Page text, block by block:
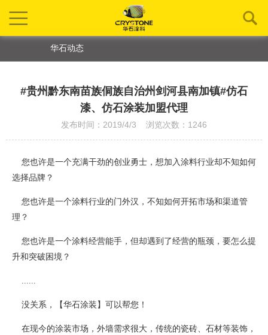
华石动态
#贵州黔东南苗族侗族自治州剑河县南加镇#仿石
漆、仿石涂装加盟代理
发布时间：2019/4/3 浏览次数：1246
您也许是一个充满干劲的创业勇士，想加入涂料行业却不知如何
选择品牌？
您也许是一个涂料行业的门外汉，不知如何开拓市场和渠道管
理？
您也许是一个涂料经营能手，但却遇到了经营的瓶颈，要怎么提
升和突破困境？
......
没关系，【华石涂装】可以帮您！
在现今的涂装市场，外墙需求很大，传统的瓷砖、石材等装饰，